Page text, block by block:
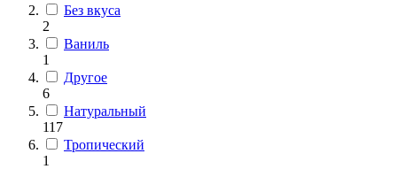
Без вкуса
2
Ваниль
1
Другое
6
Натуральный
117
Тропический
1